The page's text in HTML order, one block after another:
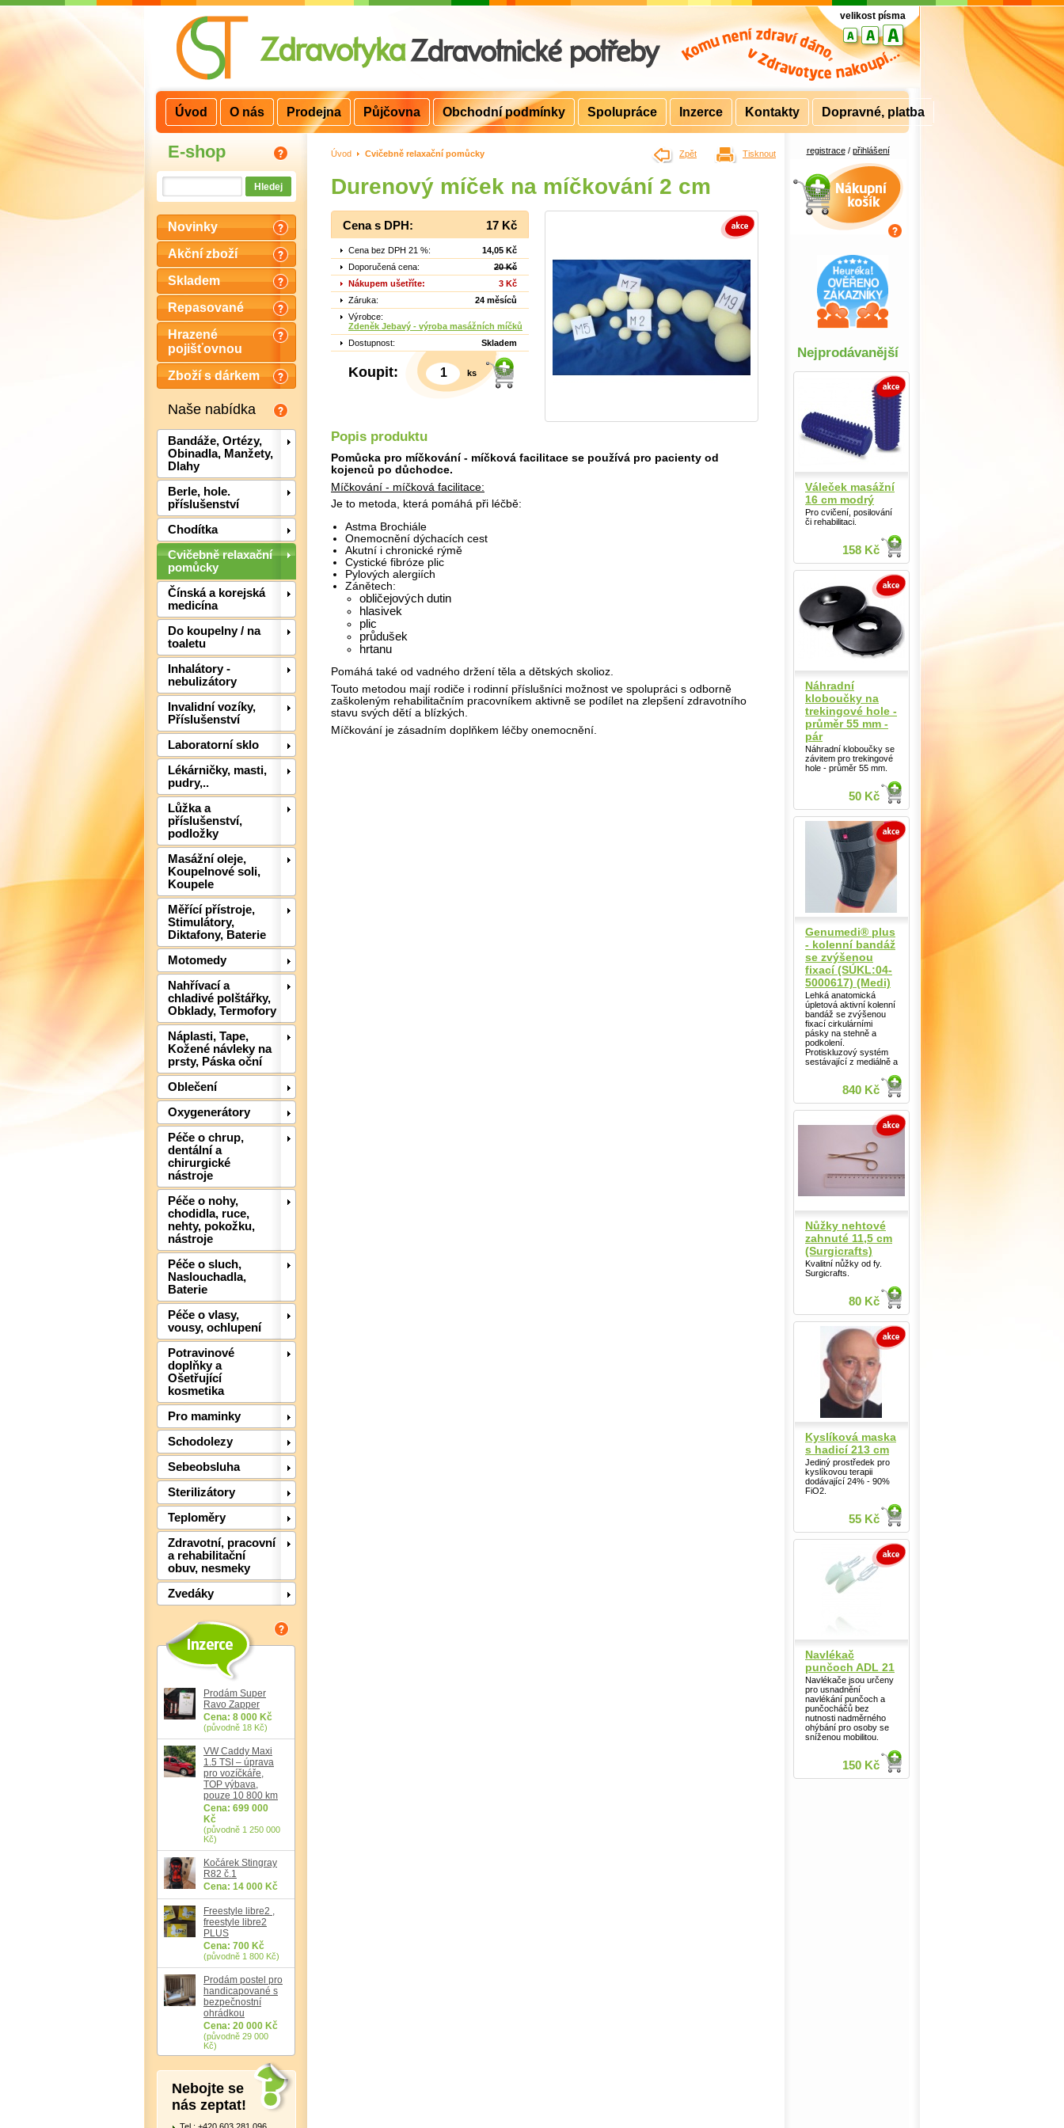
E-shop
Novinky
Akční zboží
Skladem
Repasované
Hrazené
pojišťovnou
Zboží s dárkem
Naše nabídka
Bandáže, Ortézy,
Obinadla, Manžety,
Dlahy
Berle, hole.
příslušenství
Chodítka
Cvičebně relaxační
pomůcky
Čínská a korejská
medicína
Do koupelny / na
toaletu
Inhalátory -
nebulizátory
Invalidní vozíky,
Příslušenství
Laboratorní sklo
Lékárničky, masti,
pudry,..
Lůžka a
příslušenství,
podložky
Masážní oleje,
Koupelnové soli,
Koupele
Měřící přístroje,
Stimulátory,
Diktafony, Baterie
Motomedy
Nahřívací a
chladivé polštářky,
Obklady, Termofory
Náplasti, Tape,
Kožené návleky na
prsty, Páska oční
Oblečení
Oxygenerátory
Péče o chrup,
dentální a
chirurgické
nástroje
Péče o nohy,
chodidla, ruce,
nehty, pokožku,
nástroje
Péče o sluch,
Naslouchadla,
Baterie
Péče o vlasy,
vousy, ochlupení
Potravinové
doplňky a
Ošetřující
kosmetika
Pro maminky
Schodolezy
Sebeobsluha
Sterilizátory
Teploměry
Zdravotní, pracovní
a rehabilitační
obuv, nesmeky
Zvedáky
Prodám Super
Ravo Zapper
Cena: 8 000 Kč
(původně 18 Kč)
VW Caddy Maxi
1.5 TSI – úprava
pro vozíčkáře,
TOP výbava,
pouze 10 800 km
Cena: 699 000
Kč
(původně 1 250 000
Kč)
Kočárek Stingray
R82 č.1
Cena: 14 000 Kč
Freestyle libre2 ,
freestyle libre2
PLUS
Cena: 700 Kč
(původně 1 800 Kč)
Prodám postel pro
handicapované s
bezpečnostní
ohrádkou
Cena: 20 000 Kč
(původně 29 000
Kč)
Nebojte se
nás zeptat!
Úvod > Cvičebně relaxační pomůcky
Durenový míček na míčkování 2 cm
Cena s DPH: 17 Kč
Cena bez DPH 21 %:
14,05 Kč
Doporučená cena:
20 Kč
Nákupem ušetříte:
3 Kč
Záruka:
24 měsíců
Výrobce:
Zdeněk Jebavý - výroba masážních míčků
Dostupnost:
Skladem
Koupit: ks
Popis produktu
Pomůcka pro míčkování - míčková facilitace se používá pro pacienty od
kojenců po důchodce.
Míčkování - míčková facilitace:
Je to metoda, která pomáhá při léčbě:
Astma Brochiále
Onemocnění dýchacích cest
Akutní i chronické rýmě
Cystické fibróze plic
Pylových alergiích
Zánětech:
obličejových dutin
hlasivek
plic
průdušek
hrtanu
Pomáhá také od vadného držení těla a dětských skolioz.
Touto metodou mají rodiče i rodinní příslušníci možnost ve spolupráci s odborně
zaškoleným rehabilitačním pracovníkem aktivně se podílet na zlepšení zdravotního
stavu svých dětí a blízkých.
Míčkování je zásadním doplňkem léčby onemocnění.
registrace/ přihlášení
Nákupní košík
velikost písma
Tisknout
Zpět
Nejprodávanější
Váleček masážní
16 cm modrý
Pro cvičení, posilování
či rehabilitaci.
158 Kč
Detail
Náhradní
kloboučky na
trekingové hole -
průměr 55 mm -
pár
Náhradní kloboučky se
závitem pro trekingové
hole - průměr 55 mm.
50 Kč
Genumedi® plus
- kolenní bandáž
se zvýšenou
fixací (SÚKL:04-
5000617) (Medi)
Lehká anatomická
úpletová aktivní kolenní
bandáž se zvýšenou
fixací cirkulárními
pásky na stehně a
podkolení.
Protiskluzový systém
sestávající z mediálně a
840 Kč
Nůžky nehtové
zahnuté 11,5 cm
(Surgicrafts)
Kvalitní nůžky od fy.
Surgicrafts.
80 Kč
Kyslíková maska
s hadicí 213 cm
Jediný prostředek pro
kyslíkovou terapii
dodávající 24% - 90%
FiO2.
55 Kč
Navlékač
punčoch ADL 21
Navlékače jsou určeny
pro usnadnění
navlékání punčoch a
punčocháčů bez
nutnosti nadměrného
ohýbání pro osoby se
sníženou mobilitou.
150 Kč
Úvod O nás Prodejna Půjčovna Obchodní podmínky Spolupráce Inzerce Kontakty Dopravné, platba